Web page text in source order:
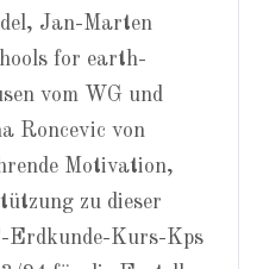
Jan-Marten
for earth-
vom WG und
Roncevic von
Motivation,
zu dieser
Erdkunde-Kurs-Kps